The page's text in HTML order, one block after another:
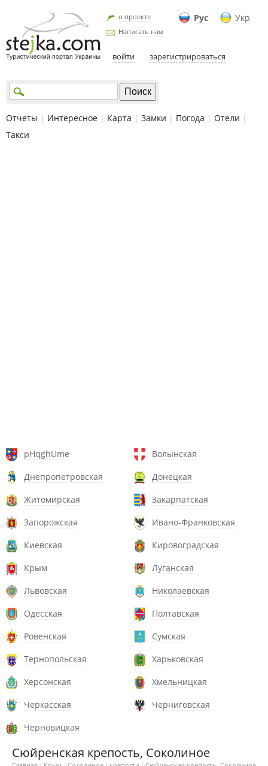
Рус Укр
о проекте
Написать нам
войти зарегистрироваться
Отчеты | Интересное | Карта | Замки | Погода | Отели |
Такси
pHqghUme
Волынская
Днепропетровская
Донецкая
Житомирская
Закарпатская
Запорожская
Ивано-Франковская
Киевская
Кировоградская
Крым
Луганская
Львовская
Николаевская
Одесская
Полтавская
Ровенская
Сумская
Тернопольская
Харьковская
Херсонская
Хмельницкая
Черкасская
Черниговская
Черновицкая
Сюйренская крепость, Соколиное